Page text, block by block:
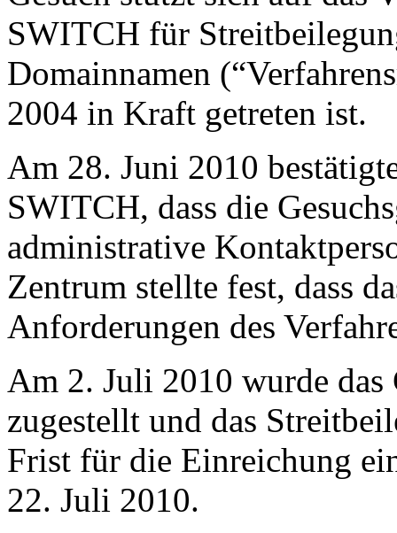
SWITCH für
Domainnamen
2004 in Kraft getreten ist.
Am 28. Juni 2010
SWITCH, dass die
administrative
Zentrum stellte fest, dass
Anforderungen des
Am 2. Juli 2010 wurde das
zugestellt und das
Frist für die Einreichung
22. Juli 2010.